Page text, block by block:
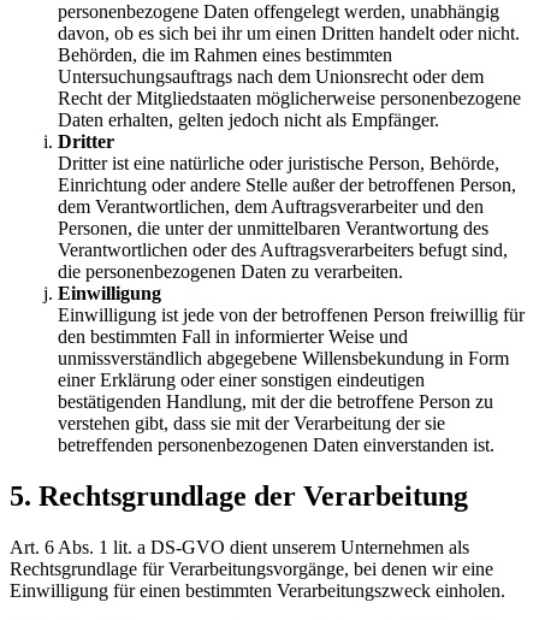
personenbezogene Daten offengelegt werden, unabhängig
davon, ob es sich bei ihr um einen Dritten handelt oder nicht.
Behörden, die im Rahmen eines bestimmten
Untersuchungsauftrags nach dem Unionsrecht oder dem
Recht der Mitgliedstaaten möglicherweise personenbezogene
Daten erhalten, gelten jedoch nicht als Empfänger.
Dritter
Dritter ist eine natürliche oder juristische Person, Behörde,
Einrichtung oder andere Stelle außer der betroffenen Person,
dem Verantwortlichen, dem Auftragsverarbeiter und den
Personen, die unter der unmittelbaren Verantwortung des
Verantwortlichen oder des Auftragsverarbeiters befugt sind,
die personenbezogenen Daten zu verarbeiten.
Einwilligung
Einwilligung ist jede von der betroffenen Person freiwillig für
den bestimmten Fall in informierter Weise und
unmissverständlich abgegebene Willensbekundung in Form
einer Erklärung oder einer sonstigen eindeutigen
bestätigenden Handlung, mit der die betroffene Person zu
verstehen gibt, dass sie mit der Verarbeitung der sie
betreffenden personenbezogenen Daten einverstanden ist.
5. Rechtsgrundlage der Verarbeitung
Art. 6 Abs. 1 lit. a DS-GVO dient unserem Unternehmen als
Rechtsgrundlage für Verarbeitungsvorgänge, bei denen wir eine
Einwilligung für einen bestimmten Verarbeitungszweck einholen.